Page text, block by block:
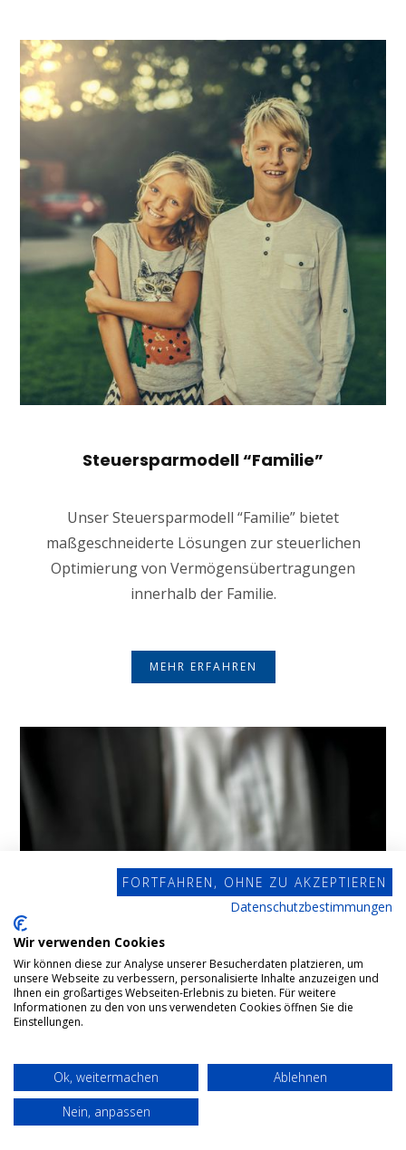
Steuersparmodell “Familie”
Unser Steuersparmodell “Familie” bietet
maßgeschneiderte Lösungen zur steuerlichen
Optimierung von Vermögensübertragungen
innerhalb der Familie.
MEHR ERFAHREN
FORTFAHREN, OHNE ZU AKZEPTIEREN
Datenschutzbestimmungen
Wir verwenden Cookies
Wir können diese zur Analyse unserer Besucherdaten platzieren, um
unsere Webseite zu verbessern, personalisierte Inhalte anzuzeigen und
Ihnen ein großartiges Webseiten-Erlebnis zu bieten. Für weitere
Informationen zu den von uns verwendeten Cookies öffnen Sie die
Einstellungen.
Ok, weitermachen
Ablehnen
Nein, anpassen